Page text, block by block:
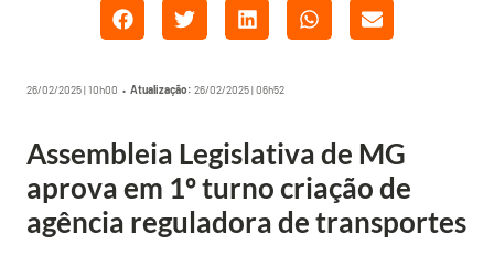
26/02/2025 | 10h00 • Atualização: 26/02/2025 | 06h52
Assembleia Legislativa de MG
aprova em 1º turno criação de
agência reguladora de transportes